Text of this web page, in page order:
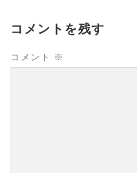
コメントを残す
コメント ※